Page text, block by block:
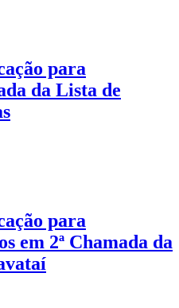
para
da Lista de
para
em 2ª Chamada da